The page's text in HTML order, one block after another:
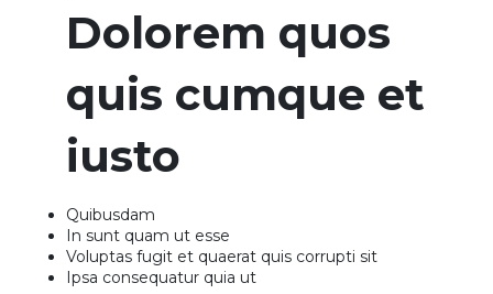
Dolorem quos
quis cumque et
iusto
Quibusdam
In sunt quam ut esse
Voluptas fugit et quaerat quis corrupti sit
Ipsa consequatur quia ut